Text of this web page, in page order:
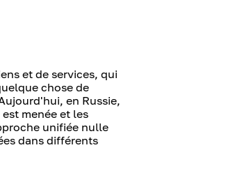
et de services, qui
chose de
en Russie,
menée et les
unifiée nulle
dans différents